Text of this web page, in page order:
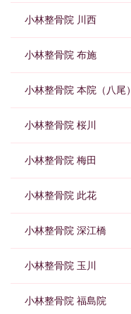
小林整骨院 川西
小林整骨院 布施
小林整骨院 本院（八尾）
小林整骨院 桜川
小林整骨院 梅田
小林整骨院 此花
小林整骨院 深江橋
小林整骨院 玉川
小林整骨院 福島院